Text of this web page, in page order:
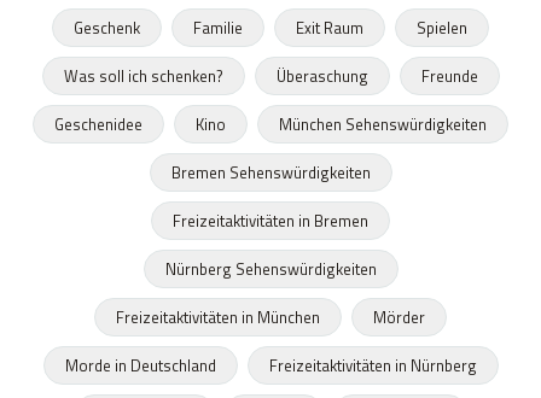
Geschenk
Familie Exit Raum
Spielen
Was soll ich schenken?
Überaschung
Freunde
Geschenidee
Kino
München Sehenswürdigkeiten
Bremen Sehenswürdigkeiten
Freizeitaktivitäten in Bremen
Nürnberg Sehenswürdigkeiten
Freizeitaktivitäten in München
Mörder
Morde in Deutschland
Freizeitaktivitäten in Nürnberg